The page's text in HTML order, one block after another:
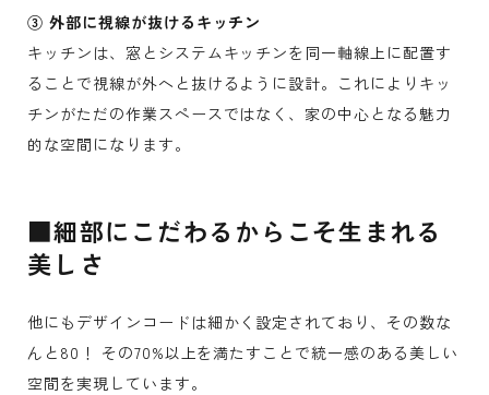
③ 外部に視線が抜けるキッチン
キッチンは、窓とシステムキッチンを同一軸線上に配置す
ることで視線が外へと抜けるように設計。これによりキッ
チンがただの作業スペースではなく、家の中心となる魅力
的な空間になります。
■細部にこだわるからこそ生まれる
美しさ
他にもデザインコードは細かく設定されており、その数な
んと80！ その70%以上を満たすことで統一感のある美しい
空間を実現しています。